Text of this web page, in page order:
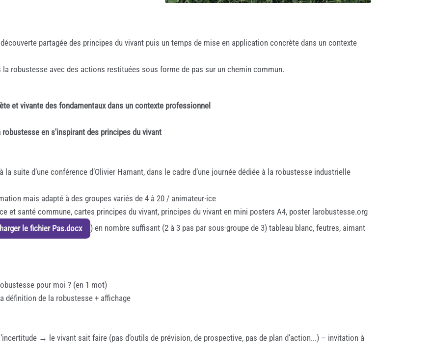
partagée des principes du vivant puis un temps de mise en application concrète dans un contexte
robustesse avec des actions restituées sous forme de pas sur un chemin commun.
et vivante des fondamentaux dans un contexte professionnel
en s'inspirant des principes du vivant
suite d’une conférence d’Olivier Hamant, dans le cadre d’une journée dédiée à la robustesse industrielle
mais adapté à des groupes variés de 4 à 20 / animateur·ice
et santé commune, cartes principes du vivant, principes du vivant en mini posters A4, poster larobustesse.org
le fichier Pas.docx
) en nombre suffisant (2 à 3 pas par sous-groupe de 3) tableau blanc, feutres, aimant
pour moi ? (en 1 mot)
de la robustesse + affichage
→ le vivant sait faire (pas d’outils de prévision, de prospective, pas de plan d’action...) – invitation à